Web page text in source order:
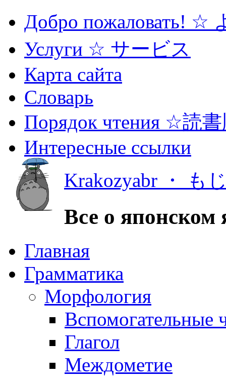
Добро пожаловать! ☆
Услуги ☆ サービス
Карта сайта
Словарь
Порядок чтения ☆読
Интересные ссылки
Krakozyabr ・ も
Все о японском
Главная
Грамматика
Морфология
Вспомогательные
Глагол
Междометие